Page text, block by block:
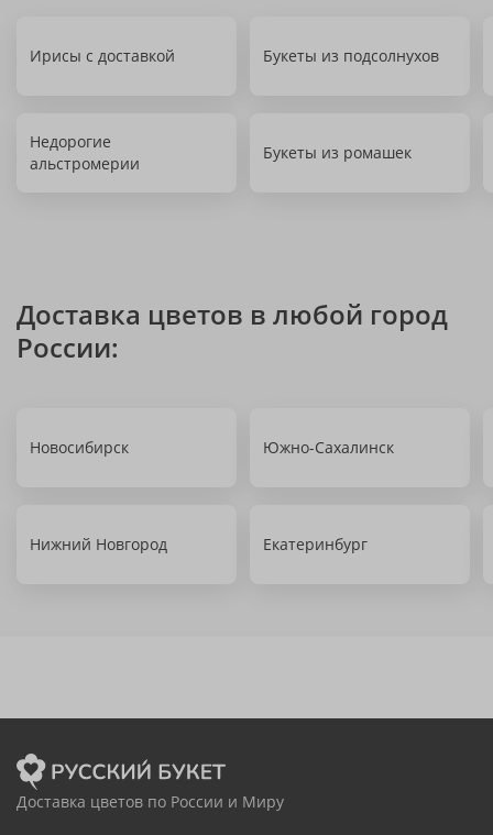
Ирисы с доставкой Букеты из подсолнухов
Недорогие
альстромерии
Букеты из ромашек
Доставка цветов в любой город
России:
Новосибирск Южно-Сахалинск
Нижний Новгород Екатеринбург
Доставка цветов по России и Миру